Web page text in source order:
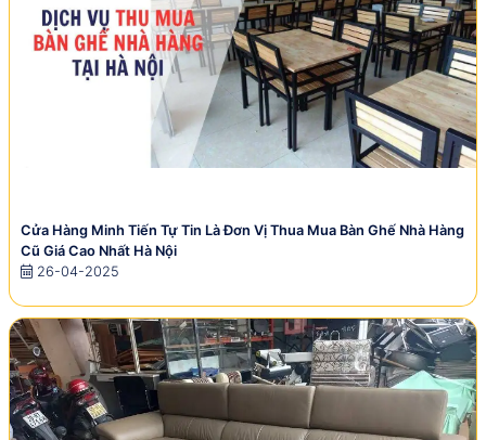
Cửa Hàng Minh Tiến Tự Tin Là Đơn Vị Thua Mua Bàn Ghế Nhà Hàng
Cũ Giá Cao Nhất Hà Nội
26-04-2025